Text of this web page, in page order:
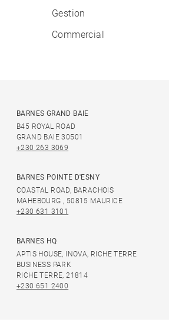
Gestion
Commercial
BARNES GRAND BAIE
B45 ROYAL ROAD
GRAND BAIE 30501
+230 263 3069
BARNES POINTE D'ESNY
COASTAL ROAD, BARACHOIS
MAHEBOURG , 50815 MAURICE
+230 631 3101
BARNES HQ
APTIS HOUSE, INOVA, RICHE TERRE
BUSINESS PARK
RICHE TERRE, 21814
+230 651 2400